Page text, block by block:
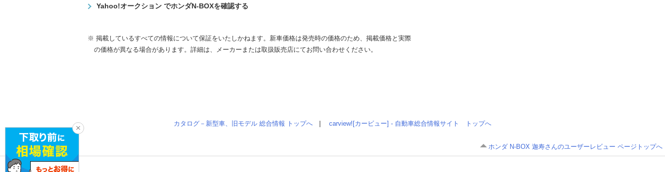
Yahoo!オークション でホンダN-BOXを確認する
※ 掲載しているすべての情報について保証をいたしかねます。新車価格は発売時の価格のため、掲載価格と実際
の価格が異なる場合があります。詳細は、メーカーまたは取扱販売店にてお問い合わせください。
カタログ－新型車、旧モデル 総合情報 トップへ carview![カービュー] - 自動車総合情報サイト トップへ
ホンダ N-BOX 迦寿さんのユーザーレビュー ページトップへ